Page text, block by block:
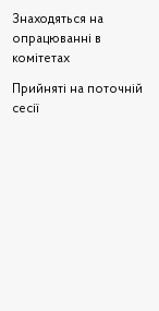
Знаходяться на
опрацюванні в
комітетах
Прийняті на поточній
сесії